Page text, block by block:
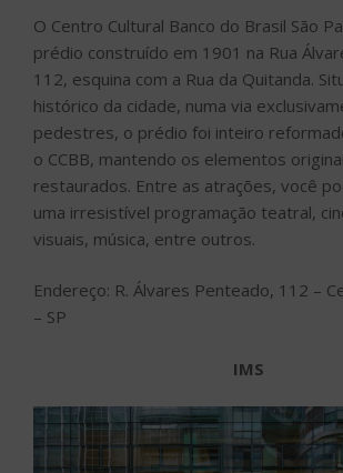
O Centro Cultural Banco do Brasil São
prédio construído em 1901 na Rua
112, esquina com a Rua da Quitanda.
histórico da cidade, numa via
pedestres, o prédio foi inteiro
o CCBB, mantendo os elementos
restaurados. Entre as atrações, você
uma irresistível programação teatral,
visuais, música, entre outros.
Endereço: R. Álvares Penteado, 112 –
– SP
IMS